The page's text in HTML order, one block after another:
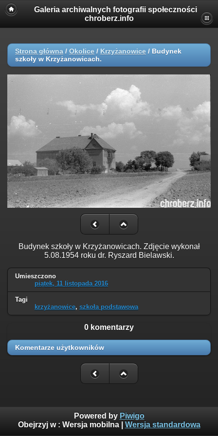
Galeria archiwalnych fotografii społeczności
chroberz.info
Strona główna / Okolice / Krzyżanowice / Budynek
szkoły w Krzyżanowicach.
Budynek szkoły w Krzyżanowicach. Zdjęcie wykonał
5.08.1954 roku dr. Ryszard Bielawski.
Umieszczono
piątek, 11 listopada 2016
Tagi
krzyżanowice, szkoła podstawowa
0 komentarzy
Komentarze użytkowników
Powered by Piwigo
Obejrzyj w : Wersja mobilna| Wersja standardowa